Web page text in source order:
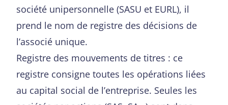
société unipersonnelle (SASU et EURL), il
prend le nom de registre des décisions de
l’associé unique.
Registre des mouvements de titres : ce
registre consigne toutes les opérations liées
au capital social de l’entreprise. Seules les